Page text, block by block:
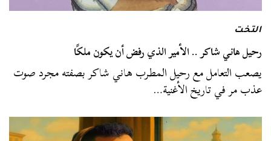
التخت
رحيل هاني شاكر .. الأمير الذي رفض أن يكون ملكًا
يصعب التعامل مع رحيل المطرب هاني شاكر بصفته مجرد صوت
عذب مر في تاريخ الأغنية…